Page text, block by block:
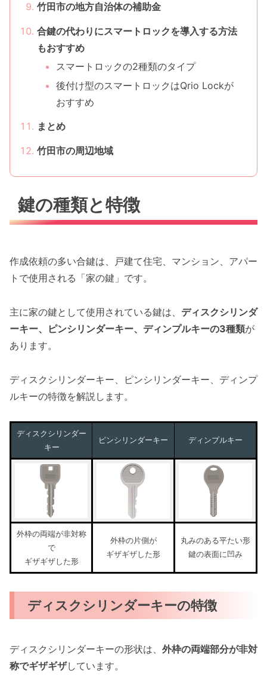
竹田市の地方自治体の補助金
合鍵の代わりにスマートロックを導入する方法
もおすすめ
スマートロックの2種類のタイプ
後付け型のスマートロックはQrio Lockが
おすすめ
まとめ
竹田市の周辺地域
鍵の種類と特徴
作成依頼の多い合鍵は、戸建て住宅、マンション、アパー
トで使用される「家の鍵」です。
主に家の鍵として使用されている鍵は、 ディスクシリンダ
ーキー、ピンシリンダーキー、ディンプルキーの3種類が
あります。
ディスクシリンダーキー、ピンシリンダーキー、ディンプ
ルキーの特徴を解説します。
ディスクシリンダー
キー
ピンシリンダーキー ディンプルキー
外枠の両端が非対称
で
ギザギザした形
外枠の片側が
ギザギザした形
丸みのある平たい形
鍵の表面に凹み
ディスクシリンダーキーの特徴
ディスクシリンダーキーの形状は、 外枠の両端部分が非対
称でギザギザしています。